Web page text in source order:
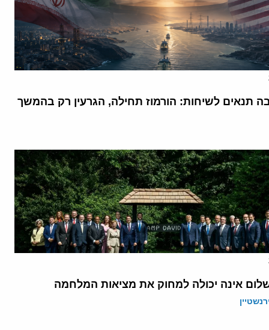
תנאים לשיחות: הורמוז תחילה, הגרעין רק בהמשך
אינה יכולה למחוק את מציאות המלחמה